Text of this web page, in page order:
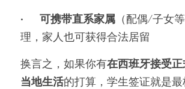
可携带直系家属 （配偶/子女
理，家人也可获得合法居留
换言之，如果你有在西班牙接受
当地生活的打算，学生签证就是